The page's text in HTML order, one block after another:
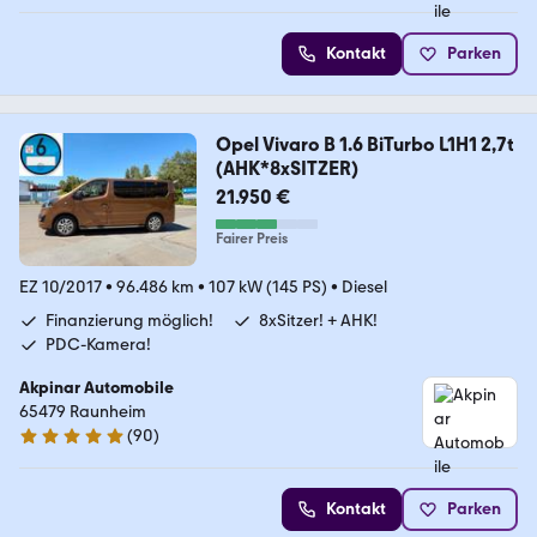
Kontakt Parken
Opel Vivaro B 1.6 BiTurbo L1H1 2,7t
(AHK*8xSITZER)
21.950 €
Fairer Preis
EZ 10/2017• 96.486 km • 107 kW (145 PS) • Diesel
Finanzierung möglich!
8xSitzer! + AHK!
PDC-Kamera!
Akpinar Automobile
65479 Raunheim
4.8 Sterne
(90)
Kontakt Parken